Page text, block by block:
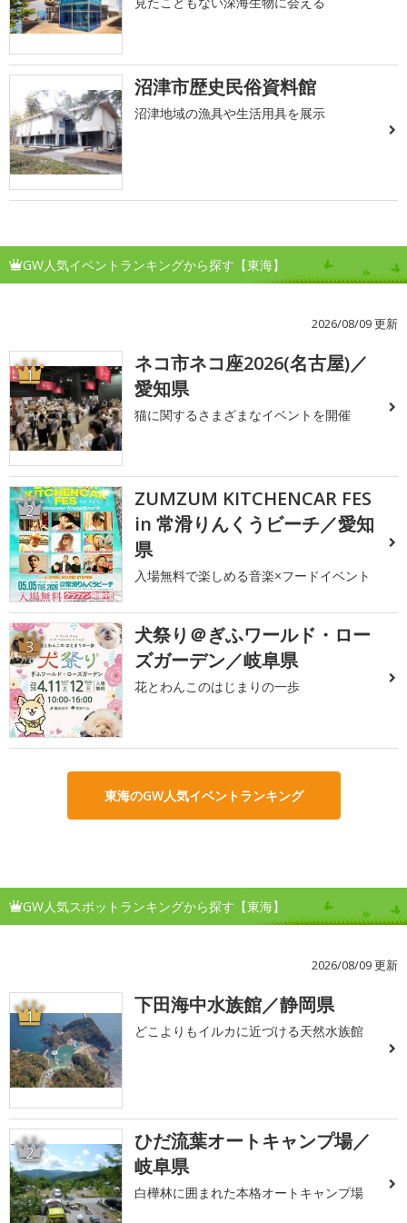
沼津市歴史民俗資料館
沼津地域の漁具や生活用具を展示
GW人気イベントランキングから探す【東海】
2026/08/09 更新
1
ネコ市ネコ座2026(名古屋)／
愛知県
猫に関するさまざまなイベントを開催
2
ZUMZUM KITCHENCAR FES
in 常滑りんくうビーチ／愛知
県
入場無料で楽しめる音楽×フードイベント
3
犬祭り＠ぎふワールド・ロー
ズガーデン／岐阜県
花とわんこのはじまりの一歩
東海のGW人気イベントランキング
GW人気スポットランキングから探す【東海】
2026/08/09 更新
1 下田海中水族館／静岡県
どこよりもイルカに近づける天然水族館
2
ひだ流葉オートキャンプ場／
岐阜県
白樺林に囲まれた本格オートキャンプ場